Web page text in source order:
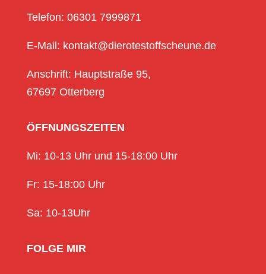
Telefon: 06301 7999871
E-Mail: kontakt@dierotestoffscheune.de
Anschrift: Hauptstraße 95,
67697 Otterberg
ÖFFNUNGSZEITEN
Mi: 10-13 Uhr und 15-18:00 Uhr
Fr: 15-18:00 Uhr
Sa: 10-13Uhr
FOLGE MIR